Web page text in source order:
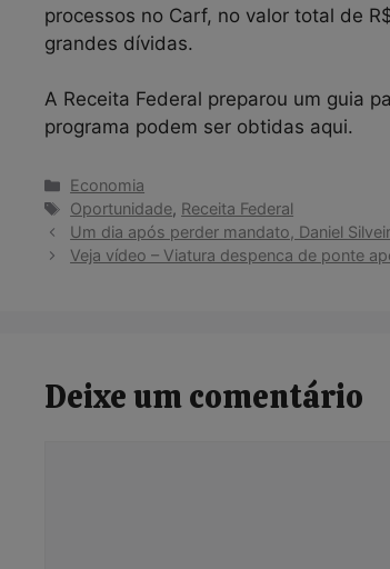
processos no Carf, no valor total de
grandes dívidas.
A Receita Federal preparou um guia
programa podem ser obtidas aqui.
Categorias
Economia
Tags
Oportunidade, Receita Federal
Um dia após perder mandato, Daniel
Veja vídeo – Viatura despenca de ponte
Deixe um comentário